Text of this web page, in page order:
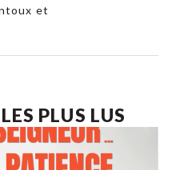
et
PLUS LUS